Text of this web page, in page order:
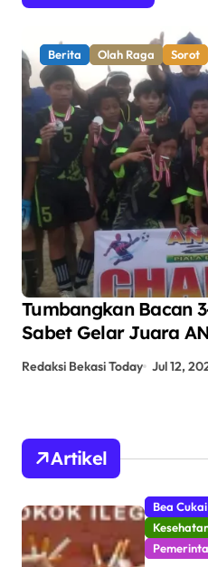
Berita Olah Raga Sorot
Tumbangkan Bacan
Sabet Gelar Juara
Redaksi Bekasi Today Jul 12,
Artikel
Bea Cukai